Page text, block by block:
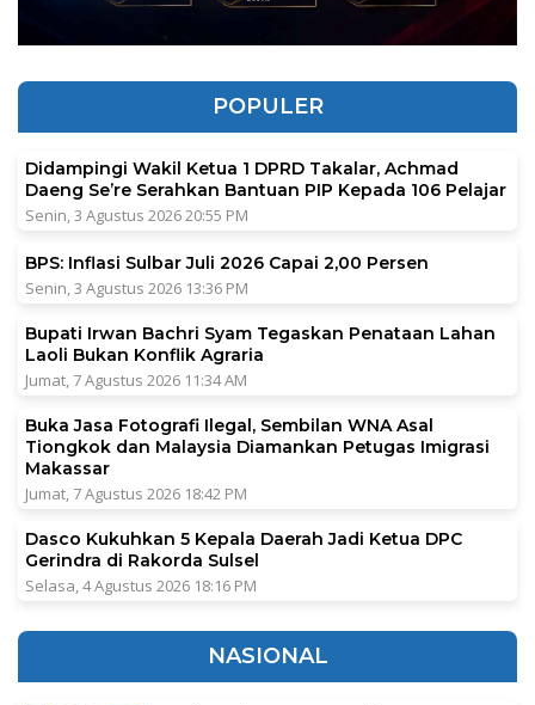
POPULER
Didampingi Wakil Ketua 1 DPRD Takalar, Achmad
Daeng Se’re Serahkan Bantuan PIP Kepada 106 Pelajar
Senin, 3 Agustus 2026 20:55 PM
BPS: Inflasi Sulbar Juli 2026 Capai 2,00 Persen
Senin, 3 Agustus 2026 13:36 PM
Bupati Irwan Bachri Syam Tegaskan Penataan Lahan
Laoli Bukan Konflik Agraria
Jumat, 7 Agustus 2026 11:34 AM
Buka Jasa Fotografi Ilegal, Sembilan WNA Asal
Tiongkok dan Malaysia Diamankan Petugas Imigrasi
Makassar
Jumat, 7 Agustus 2026 18:42 PM
Dasco Kukuhkan 5 Kepala Daerah Jadi Ketua DPC
Gerindra di Rakorda Sulsel
Selasa, 4 Agustus 2026 18:16 PM
NASIONAL